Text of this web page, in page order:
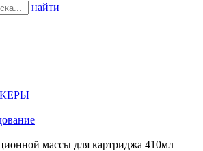
найти
массы для картриджа 410мл